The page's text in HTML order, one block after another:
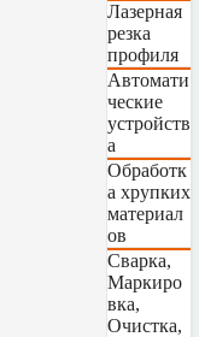
Лазерная
резка
профиля
Автомати
ческие
устройств
а
Обработк
а хрупких
материал
ов
Сварка,
Маркиро
вка,
Очистка,